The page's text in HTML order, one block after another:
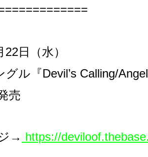
日（水）
ル『Devil’s Calling/
売
→ https://